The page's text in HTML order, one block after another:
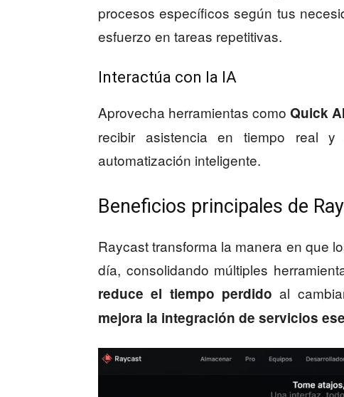
procesos específicos según tus
esfuerzo en tareas repetitivas.
Interactúa con la IA
Aprovecha herramientas como Quick
recibir asistencia en tiempo real
automatización inteligente.
Beneficios principales de
Raycast transforma la manera en que
día, consolidando múltiples
reduce el tiempo perdido al
mejora la integración de servicios